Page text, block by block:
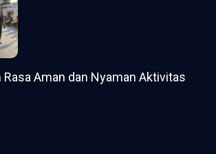
Rasa Aman dan Nyaman Aktivitas